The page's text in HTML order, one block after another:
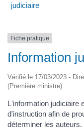
judiciaire
Fiche pratique
Information
Vérifié le 17/03/2023 -
(Première ministre)
L'information judiciaire
d'instruction afin de
déterminer les auteurs.